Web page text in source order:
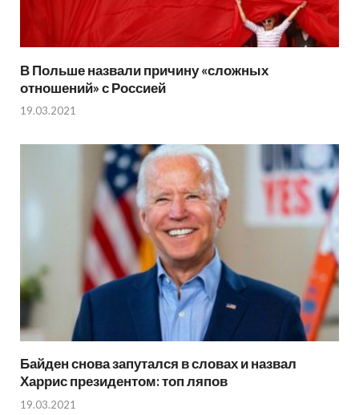
В Польше назвали причину «сложных
отношений» с Россией
19.03.2021
Байден снова запутался в словах и назвал
Харрис президентом: топ ляпов
19.03.2021